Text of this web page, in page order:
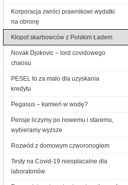
Korporacja zwróci prawnikowi wydatki
na obronę
Kłopot skarbowców z Polskim Ładem
Novak Djokovic – lord covidowego
chaosu
PESEL to za mało dla uzyskania
kredytu
Pegasus – kamień w wodę?
Pensje liczymy po nowemu i staremu,
wybieramy wyższe
Rozwód z domowym czworonogiem
Testy na Covid-19 nieopłacalne dla
laboratoriów